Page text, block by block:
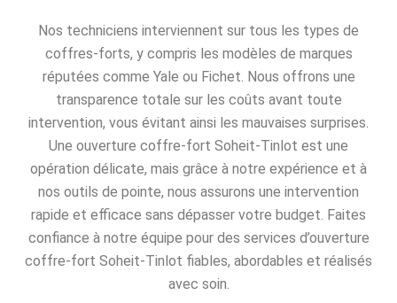
Nos techniciens interviennent sur tous les types de
coffres-forts, y compris les modèles de marques
réputées comme Yale ou Fichet. Nous offrons une
transparence totale sur les coûts avant toute
intervention, vous évitant ainsi les mauvaises surprises.
Une ouverture coffre-fort Soheit-Tinlot est une
opération délicate, mais grâce à notre expérience et à
nos outils de pointe, nous assurons une intervention
rapide et efficace sans dépasser votre budget. Faites
confiance à notre équipe pour des services d’ouverture
coffre-fort Soheit-Tinlot fiables, abordables et réalisés
avec soin.